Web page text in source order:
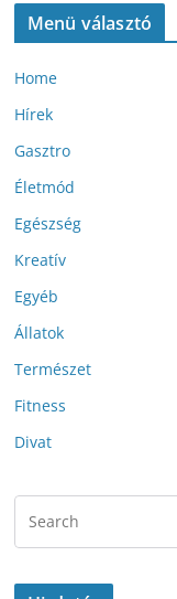
Menü választó
Home
Hírek
Gasztro
Életmód
Egészség
Kreatív
Egyéb
Állatok
Természet
Fitness
Divat